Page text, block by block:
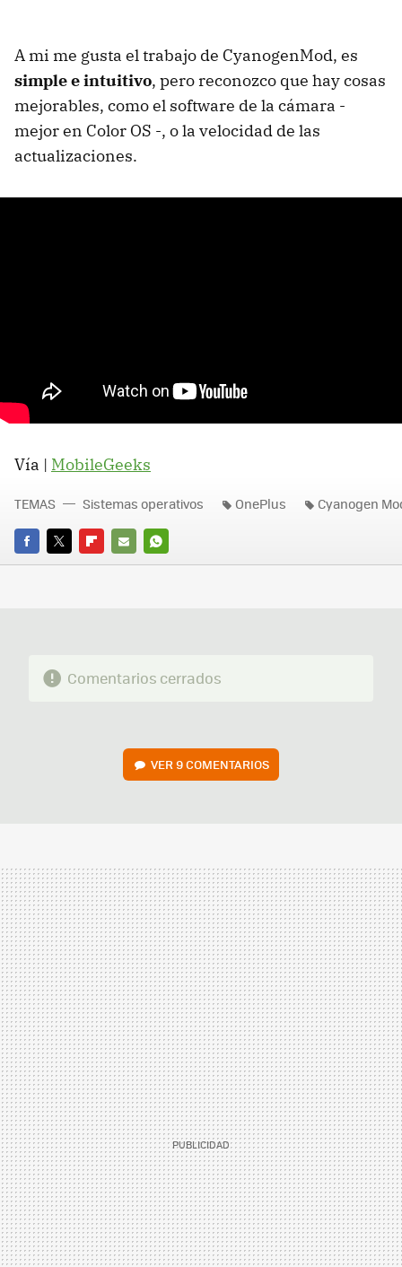
A mi me gusta el trabajo de CyanogenMod, es
simple e intuitivo, pero reconozco que hay cosas
mejorables, como el software de la cámara -
mejor en Color OS -, o la velocidad de las
actualizaciones.
Vía | MobileGeeks
FACEBOOK
TWITTERFLIPBOARD
E-
WHATSAPP
TEMAS Sistemas operativos OnePlus Cyanogen
Comentarios cerrados
VER9 COMENTARIOS